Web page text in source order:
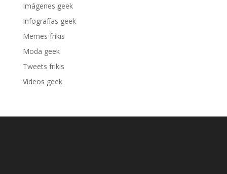
Imágenes geek
Infografías geek
Memes frikis
Moda geek
Tweets frikis
Vídeos geek